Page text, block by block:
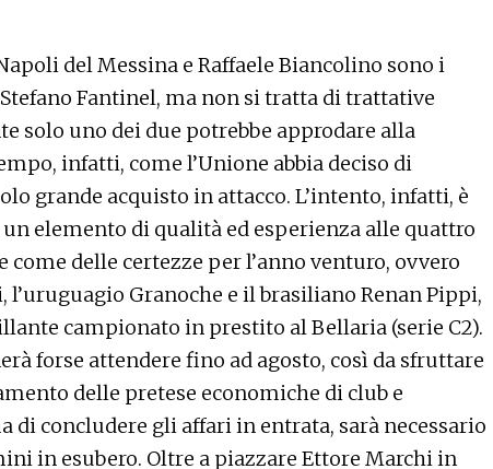
del Messina e Raffaele Biancolino sono i
Fantinel, ma non si tratta di trattative
solo uno dei due potrebbe approdare alla
infatti, come l’Unione abbia deciso di
grande acquisto in attacco. L’intento, infatti, è
elemento di qualità ed esperienza alle quattro
come delle certezze per l’anno venturo, ovvero
l’uruguagio Granoche e il brasiliano Renan Pippi,
campionato in prestito al Bellaria (serie C2).
forse attendere fino ad agosto, così da sfruttare
delle pretese economiche di club e
di concludere gli affari in entrata, sarà necessario
in esubero. Oltre a piazzare Ettore Marchi in